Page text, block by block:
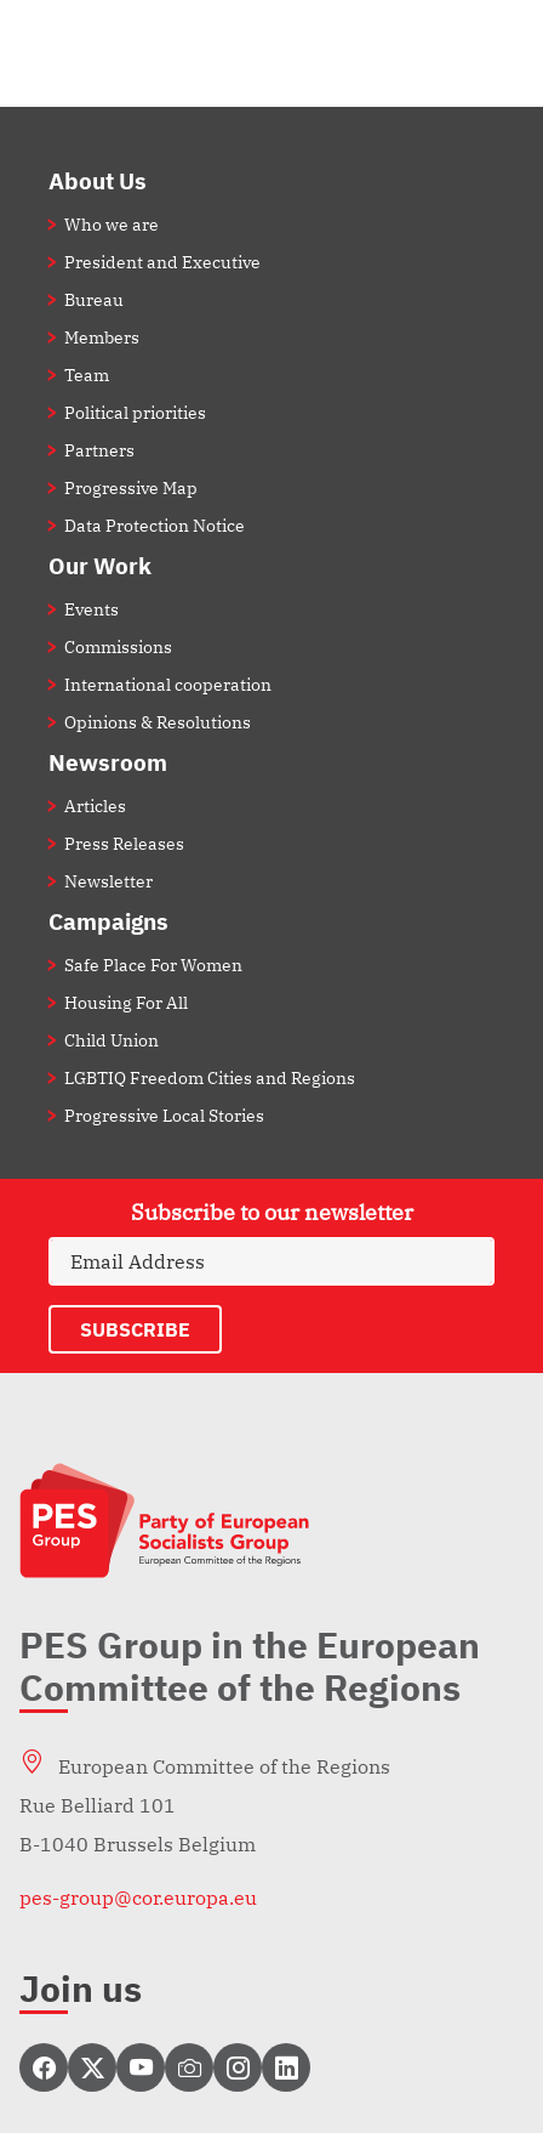
FooterAbout Us
Who we are
President and Executive
Bureau
Members
Team
Political priorities
Partners
Progressive Map
Data Protection Notice
Our Work
Events
Commissions
International cooperation
Opinions & Resolutions
Newsroom
Articles
Press Releases
Newsletter
Campaigns
Safe Place For Women
Housing For All
Child Union
LGBTIQ Freedom Cities and Regions
Progressive Local Stories
Subscribe to our newsletter
PES Group in the European
Committee of the Regions
European Committee of the Regions
Rue Belliard 101
B-1040 Brussels Belgium
pes-group@cor.europa.eu
Join us